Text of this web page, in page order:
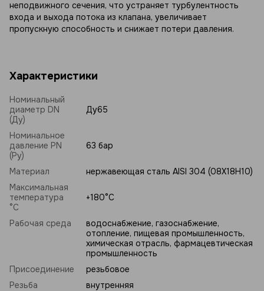
неподвижного сечения, что устраняет турбулентность
входа и выхода потока из клапана, увеличивает
пропускную способность и снижает потери давления.
Характеристики
Номинальный
диаметр DN
(Ду)
Ду65
Номинальное
давление PN
(Ру)
63 бар
Материал
нержавеющая сталь AISI 304 (08Х18Н10)
Максимальная
температура
°C
+180°C
Рабочая среда
водоснабжение, газоснабжение,
отопление, пищевая промышленность,
химическая отрасль, фармацевтическая
промышленность
Присоединение
резьбовое
Резьба
внутренняя